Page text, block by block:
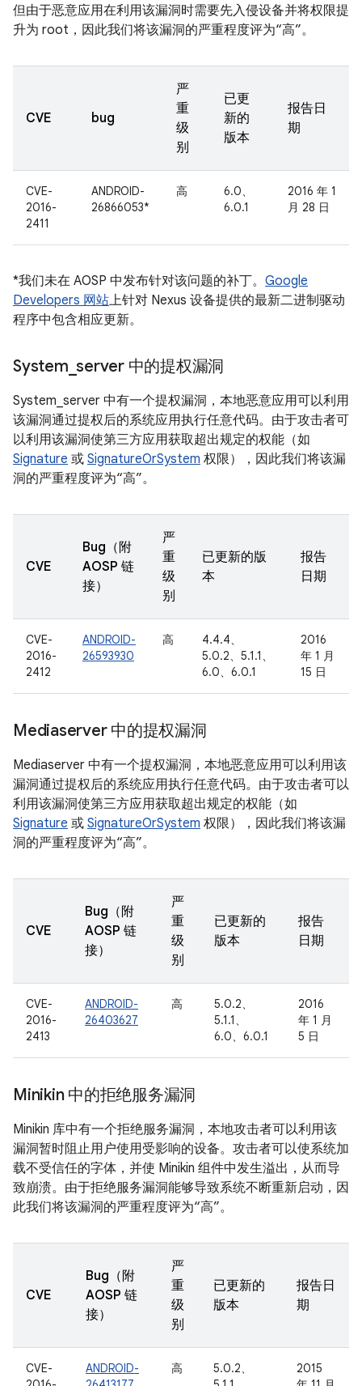
但由于恶意应用在利用该漏洞时需要先入侵设备并将权限提
升为 root，因此我们将该漏洞的严重程度评为“高”。
CVE bug
严
重
级
别
已更
新的
版本
报告日
期
CVE-
2016-
2411
ANDROID-
26866053*
高
6.0、
6.0.1
2016 年 1
月 28 日
*我们未在 AOSP 中发布针对该问题的补丁。 Google
Developers 网站上针对 Nexus 设备提供的最新二进制驱动
程序中包含相应更新。
System _server 中的提权漏洞
System_server 中有一个提权漏洞，本地恶意应用可以利用
该漏洞通过提权后的系统应用执行任意代码。由于攻击者可
以利用该漏洞使第三方应用获取超出规定的权能（如
Signature 或 SignatureOrSystem 权限），因此我们将该漏
洞的严重程度评为“高”。
CVE
Bug（附
AOSP 链
接）
严
重
级
别
已更新的版
本
报告
日期
CVE-
2016-
2412
ANDROID-
26593930
高
4.4.4、
5.0.2、5.1.1、
6.0、6.0.1
2016
年 1 月
15 日
Mediaserver 中的提权漏洞
Mediaserver 中有一个提权漏洞，本地恶意应用可以利用该
漏洞通过提权后的系统应用执行任意代码。由于攻击者可以
利用该漏洞使第三方应用获取超出规定的权能（如
Signature 或 SignatureOrSystem 权限），因此我们将该漏
洞的严重程度评为“高”。
CVE
Bug（附
AOSP 链
接）
严
重
级
别
已更新的
版本
报告
日期
CVE-
2016-
2413
ANDROID-
26403627
高
5.0.2、
5.1.1、
6.0、6.0.1
2016
年 1 月
5 日
Minikin 中的拒绝服务漏洞
Minikin 库中有一个拒绝服务漏洞，本地攻击者可以利用该
漏洞暂时阻止用户使用受影响的设备。攻击者可以使系统加
载不受信任的字体，并使 Minikin 组件中发生溢出，从而导
致崩溃。由于拒绝服务漏洞能够导致系统不断重新启动，因
此我们将该漏洞的严重程度评为“高”。
CVE
Bug（附
AOSP 链
接）
严
重
级
别
已更新的
版本
报告日
期
CVE-
ANDROID-
高
5.0.2、
2015